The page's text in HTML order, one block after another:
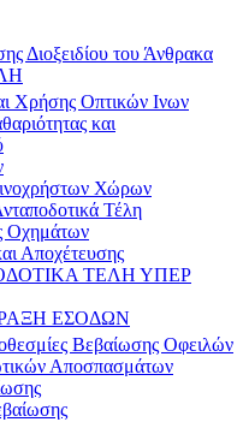
Διοξειδίου του Άνθρακα
Χρήσης Οπτικών Ινων
και
Χώρων
Τέλη
Οχημάτων
Αποχέτευσης
ΤΕΛΗ ΥΠΕΡ
ΕΣΟΔΩΝ
Βεβαίωσης Οφειλών
Αποσπασμάτων